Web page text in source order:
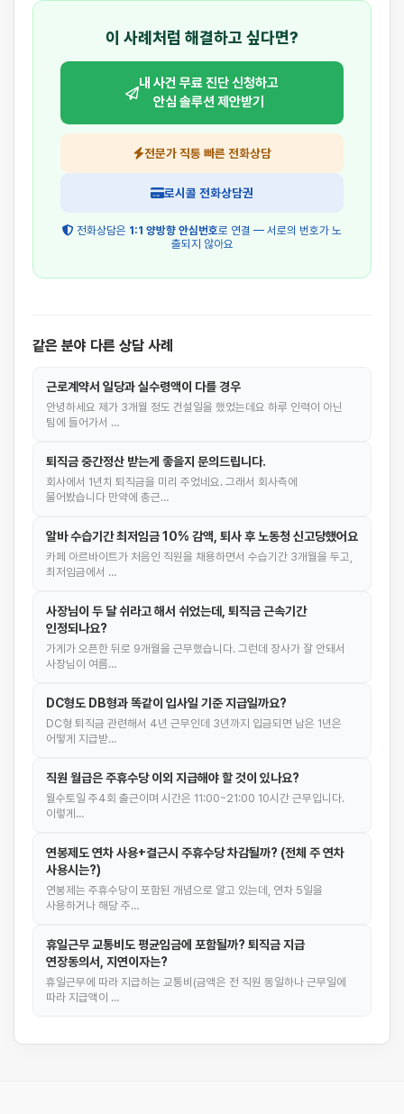
이 사례처럼 해결하고 싶다면?
내 사건 무료 진단 신청하고
안심 솔루션 제안받기
전문가 직통 빠른 전화상담
로시콜 전화상담권
전화상담은 1:1 양방향 안심번호로 연결 — 서로의 번호가 노
출되지 않아요
같은 분야 다른 상담 사례
근로계약서 일당과 실수령액이 다를 경우
안녕하세요 제가 3개월 정도 건설일을 했었는데요 하루 인력이 아닌
팀에 들어가서 …
퇴직금 중간정산 받는게 좋을지 문의드립니다.
회사에서 1년치 퇴직금을 미리 주었네요. 그래서 회사측에
물어봤습니다 만약에 총근…
알바 수습기간 최저임금 10% 감액, 퇴사 후 노동청 신고당했어요
카페 아르바이트가 처음인 직원을 채용하면서 수습기간 3개월을 두고,
최저임금에서 …
사장님이 두 달 쉬라고 해서 쉬었는데, 퇴직금 근속기간
인정되나요?
가게가 오픈한 뒤로 9개월을 근무했습니다. 그런데 장사가 잘 안돼서
사장님이 여름…
DC형도 DB형과 똑같이 입사일 기준 지급일까요?
DC형 퇴직금 관련해서 4년 근무인데 3년까지 입금되면 남은 1년은
어떻게 지급받…
직원 월급은 주휴수당 이외 지급해야 할 것이 있나요?
월수토일 주4회 출근이며 시간은 11:00~21:00 10시간 근무입니다.
이렇게…
연봉제도 연차 사용+결근시 주휴수당 차감될까? (전체 주 연차
사용시는?)
연봉제는 주휴수당이 포함된 개념으로 알고 있는데, 연차 5일을
사용하거나 해당 주…
휴일근무 교통비도 평균임금에 포함될까? 퇴직금 지급
연장동의서, 지연이자는?
휴일근무에 따라 지급하는 교통비(금액은 전 직원 동일하나 근무일에
따라 지급액이 …